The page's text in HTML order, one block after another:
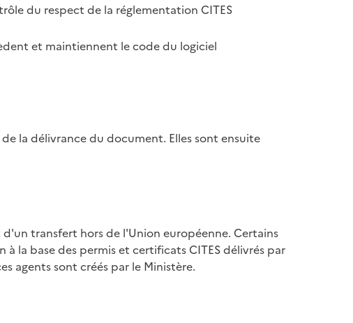
du respect de la réglementation CITES
et maintiennent le code du logiciel
la délivrance du document. Elles sont ensuite
transfert hors de l'Union européenne. Certains
la base des permis et certificats CITES délivrés par
agents sont créés par le Ministère.